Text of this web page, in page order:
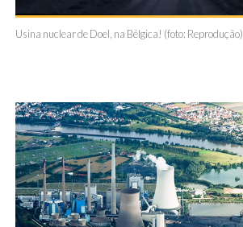
Usina nuclear de Doel, na Bélgica! (foto: Reprodução)